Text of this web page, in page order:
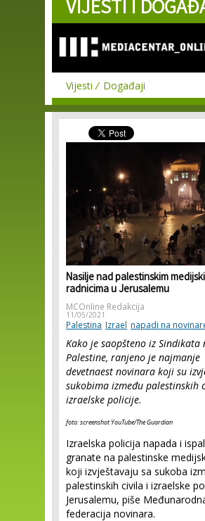
Skip to
main
VIJESTI I
Vijesti Događaji
Nasilje nad palestinskim
radnicima u Jerusalemu
MCOnline Redakcija
11/05/2021
Palestina Izrael napadi na
Kako je saopšteno iz Sindikata
Palestine, ranjeno je najmanje
devetnaest novinara koji su
sukobima između palestinskih
izraelske policije.
foto: screenshot YouTube/The Guardian
Izraelska policija napada i
granate na palestinske
koji izvještavaju sa sukoba
palestinskih civila i izraelske
Jerusalemu, piše
federacija novinara.